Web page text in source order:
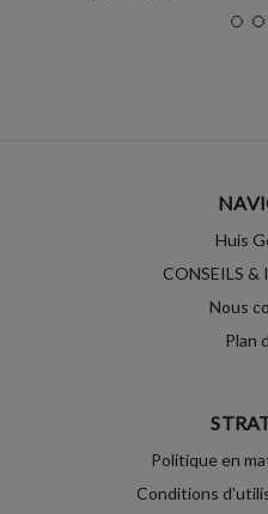
Huis
CONSEILS &
Nous
Plan
Politique en
Conditions